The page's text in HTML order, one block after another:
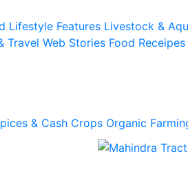
Lifestyle Features Livestock &
Travel Web Stories Food Receipes
& Cash Crops Organic